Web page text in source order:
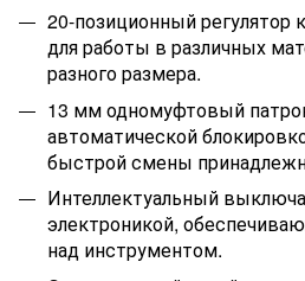
20-позиционный регулятор
для работы в различных
разного размера.
13 мм одномуфтовый
автоматической
быстрой смены
Интеллектуальный
электроникой,
над инструментом.